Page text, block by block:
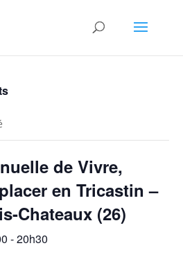
de Vivre,
en Tricastin –
Chateaux (26)
-20h30